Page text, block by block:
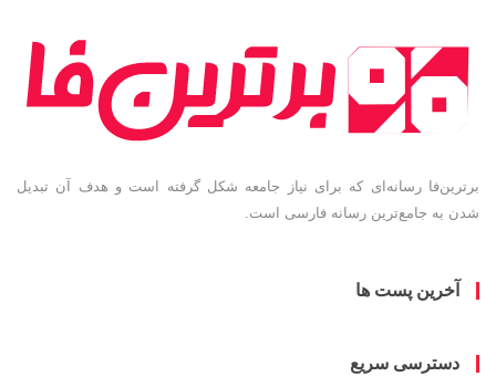
رسانه‌ای که برای نیاز جامعه شکل گرفته است و هدف آن تبدیل
جامع‌ترین رسانه فارسی است.
پست ها
سریع